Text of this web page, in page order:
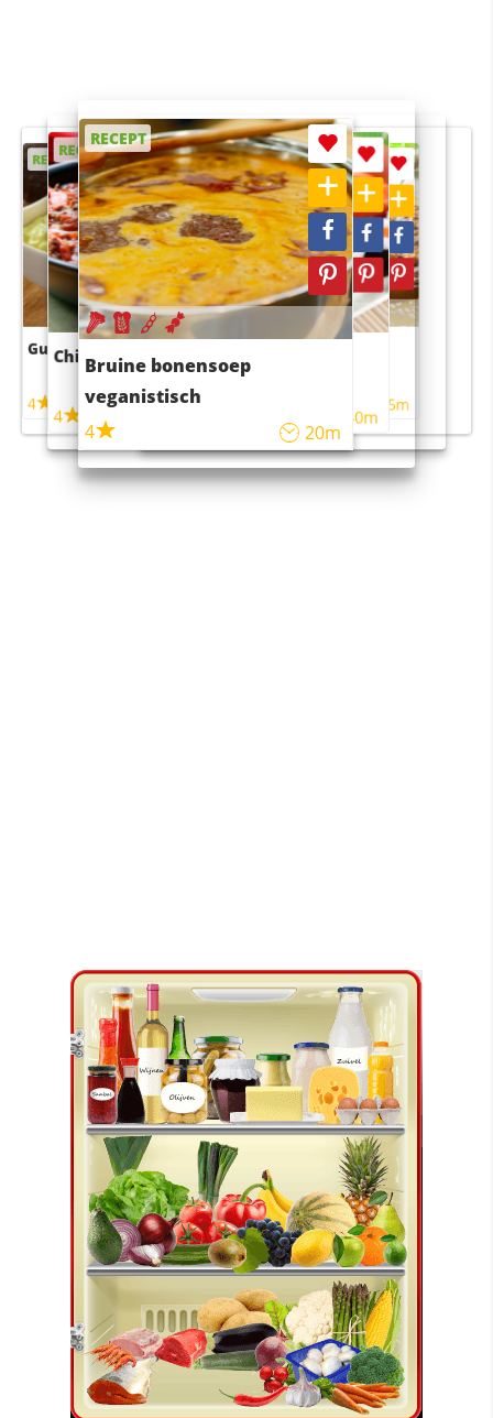
RECEPT
Guacamole
4
RECEPT
Chili con carne
4
RECEPT
Bruine bonensoep
veganistisch
4
20m
RECEPT
Sushi rijstsalade
maaltijdsalade
40m
RECEPT
4 55m